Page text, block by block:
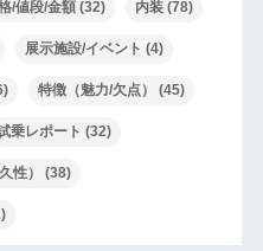
/値段/金額(32) 内装(78)
展示施設/イベント (4)
特徴（魅力/欠点） (45)
乗レポート (32)
性） (38)